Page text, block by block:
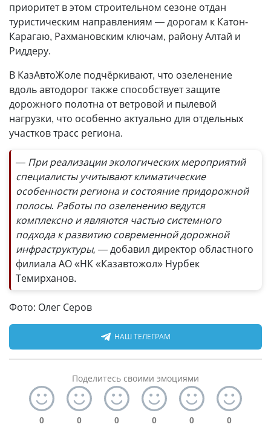
приоритет в этом строительном сезоне отдан
туристическим направлениям — дорогам к Катон-
Карагаю, Рахмановским ключам, району Алтай и
Риддеру.
В КазАвтоЖоле подчёркивают, что озеленение
вдоль автодорог также способствует защите
дорожного полотна от ветровой и пылевой
нагрузки, что особенно актуально для отдельных
участков трасс региона.
— При реализации экологических мероприятий
специалисты учитывают климатические
особенности региона и состояние придорожной
полосы. Работы по озеленению ведутся
комплексно и являются частью системного
подхода к развитию современной дорожной
инфраструктуры, —добавил директор областного
филиала АО «НК «Казавтожол» Нурбек
Темирханов.
Фото: Олег Серов
НАШ ТЕЛЕГРАМ
Поделитесь своими эмоциями
0 0 0 0 0 0